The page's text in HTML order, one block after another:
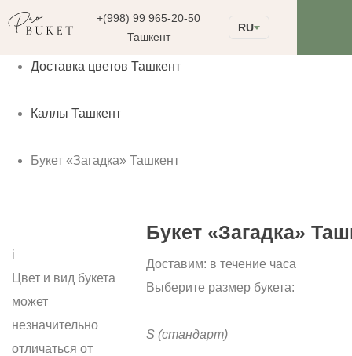
+(998) 99 965-20-50
Ташкент
RU
Доставка цветов Ташкент
Каллы Ташкент
Букет «Загадка» Ташкент
i
Цвет и вид букета
может
незначительно
отличаться от
Букет «Загадка»
Доставим: в течение часа
Выберите размер букета:
S (стандарт)